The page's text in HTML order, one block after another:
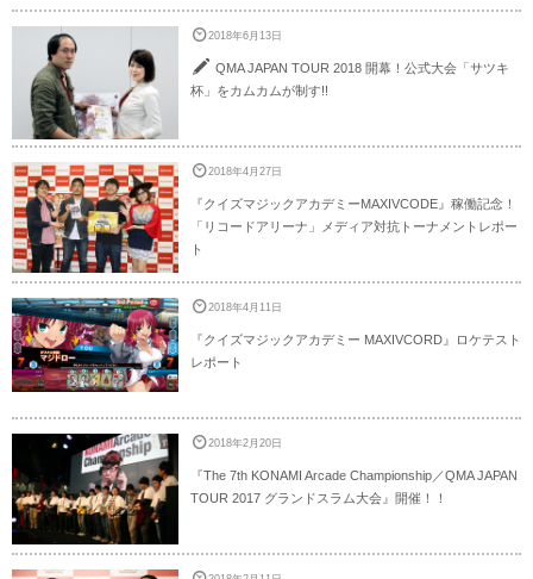
2018年6月13日
QMA JAPAN TOUR 2018 開幕！公式大会「サツキ
杯」をカムカムが制す!!
2018年4月27日
『クイズマジックアカデミーMAXIVCODE』稼働記念！
「リコードアリーナ」メディア対抗トーナメントレポー
ト
2018年4月11日
『クイズマジックアカデミー MAXIVCORD』ロケテスト
レポート
2018年2月20日
『The 7th KONAMI Arcade Championship／QMA JAPAN
TOUR 2017 グランドスラム大会』開催！！